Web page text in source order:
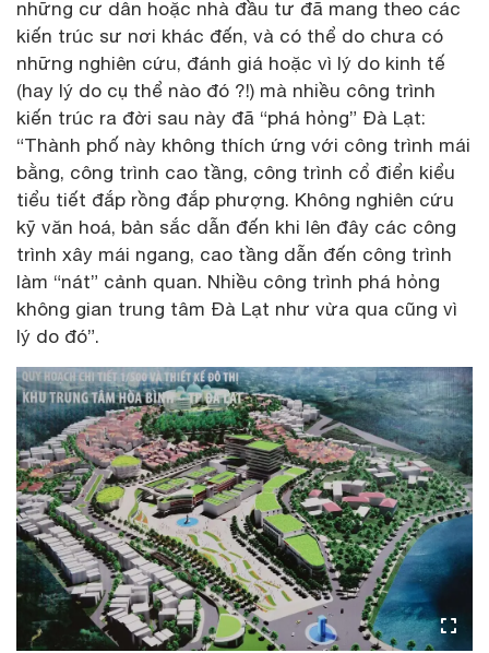
những cư dân hoặc nhà đầu tư đã mang theo các
kiến trúc sư nơi khác đến, và có thể do chưa có
những nghiên cứu, đánh giá hoặc vì lý do kinh tế
(hay lý do cụ thể nào đó ?!) mà nhiều công trình
kiến trúc ra đời sau này đã “phá hỏng” Đà Lạt:
“Thành phố này không thích ứng với công trình mái
bằng, công trình cao tầng, công trình cổ điển kiểu
tiểu tiết đắp rồng đắp phượng. Không nghiên cứu
kỹ văn hoá, bản sắc dẫn đến khi lên đây các công
trình xây mái ngang, cao tầng dẫn đến công trình
làm “nát” cảnh quan. Nhiều công trình phá hỏng
không gian trung tâm Đà Lạt như vừa qua cũng vì
lý do đó”.